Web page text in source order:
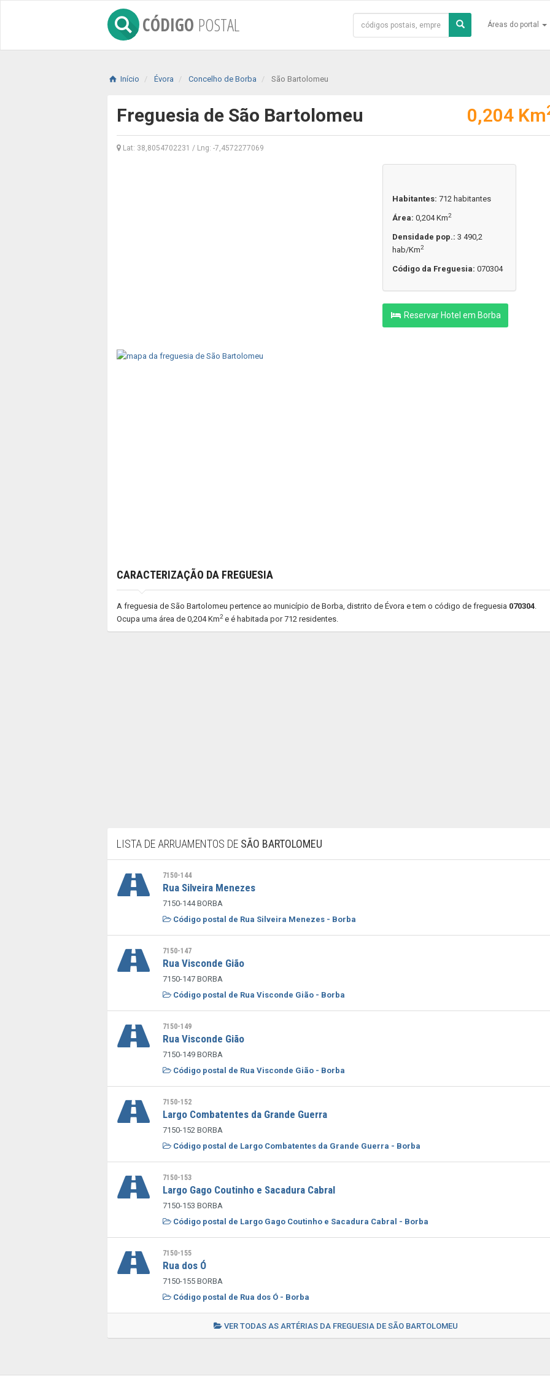
CÓDIGO POSTAL Áreas do portal
Início Évora Concelho de Borba São Bartolomeu
Freguesia de São Bartolomeu 0,204 Km
Lat: 38,8054702231 / Lng: -7,4572277069
Habitantes: 712 habitantes
Área: 0,204 Km2
Densidade pop.: 3 490,2
hab/Km2
Código da Freguesia: 070304
Reservar Hotel em Borba
CARACTERIZAÇÃO DA FREGUESIA
A freguesia de São Bartolomeu pertence ao município de Borba, distrito de Évora e tem o código de freguesia 070304.
Ocupa uma área de 0,204 Km2e é habitada por 712 residentes.
LISTA DE ARRUAMENTOS DE SÃO BARTOLOMEU
7150-144
Rua Silveira Menezes
7150-144 BORBA
Código postal de Rua Silveira Menezes - Borba
7150-147
Rua Visconde Gião
7150-147 BORBA
Código postal de Rua Visconde Gião - Borba
7150-149
Rua Visconde Gião
7150-149 BORBA
Código postal de Rua Visconde Gião - Borba
7150-152
Largo Combatentes da Grande Guerra
7150-152 BORBA
Código postal de Largo Combatentes da Grande Guerra - Borba
7150-153
Largo Gago Coutinho e Sacadura Cabral
7150-153 BORBA
Código postal de Largo Gago Coutinho e Sacadura Cabral - Borba
7150-155
Rua dos Ó
7150-155 BORBA
Código postal de Rua dos Ó - Borba
VER TODAS AS ARTÉRIAS DA FREGUESIA DE SÃO BARTOLOMEU